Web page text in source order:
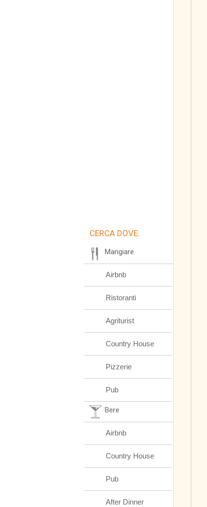
CERCA DOVE:
Mangiare
Airbnb
Ristoranti
Agriturist
Country House
Pizzerie
Pub
Bere
Airbnb
Country House
Pub
After Dinner